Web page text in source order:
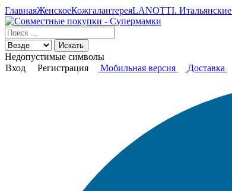
ГлавнаяЖенскоеКожгалантереяLANOTTI.
Искать
Недопустимые символы
Вход
Регистрация Мобильная версия Доставка